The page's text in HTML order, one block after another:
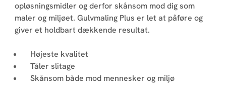
opløsningsmidler og derfor skånsom mod dig som
maler og miljøet. Gulvmaling Plus er let at påføre og
giver et holdbart dækkende resultat.
Højeste kvalitet
Tåler slitage
Skånsom både mod mennesker og miljø